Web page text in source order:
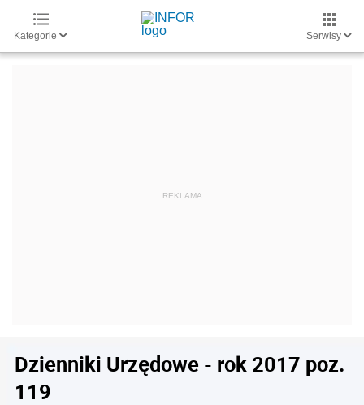
Kategorie Serwisy
Dzienniki Urzędowe - rok 2017 poz.
119